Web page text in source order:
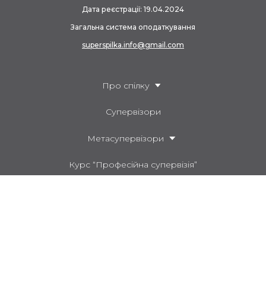
Дата реєстрації: 19.04.2024
Загальна система оподаткування
superspilka.info@gmail.com
Про спілку
Супервізори
Метасупервізори
Курс “Професійна супервізія”